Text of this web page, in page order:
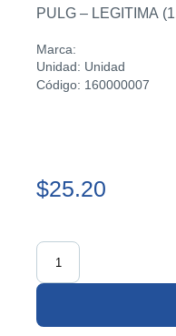
PULG – LEGITIMA
Marca:
Unidad: Unidad
Código: 160000007
$25.20